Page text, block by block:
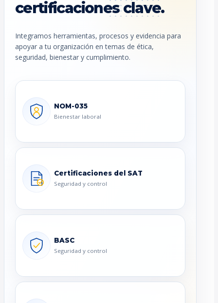
certificaciones clave.
Integramos herramientas, procesos y evidencia para
apoyar a tu organización en temas de ética,
seguridad, bienestar y cumplimiento.
NOM-035
Bienestar laboral
Certificaciones del SAT
Seguridad y control
BASC
Seguridad y control